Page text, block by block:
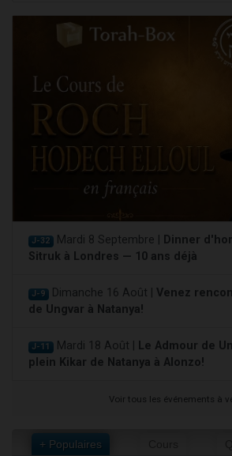
J-32 Mardi 8 Septembre |
Dinner
Sitruk à Londres — 10 ans déjà
J-9 Dimanche 16 Août | Venez
de Ungvar à Natanya!
J-11 Mardi 18 Août |
Le Admour de
plein Kikar de Natanya à Alonzo!
Voir tous les événements à
+ Populaires